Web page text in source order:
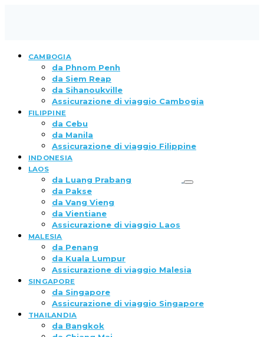
CAMBOGIA
da Phnom Penh
da Siem Reap
da Sihanoukville
Assicurazione di viaggio Cambogia
FILIPPINE
da Cebu
da Manila
Assicurazione di viaggio Filippine
INDONESIA
LAOS
da Luang Prabang
da Pakse
da Vang Vieng
da Vientiane
Assicurazione di viaggio Laos
MALESIA
da Penang
da Kuala Lumpur
Assicurazione di viaggio Malesia
SINGAPORE
da Singapore
Assicurazione di viaggio Singapore
THAILANDIA
da Bangkok